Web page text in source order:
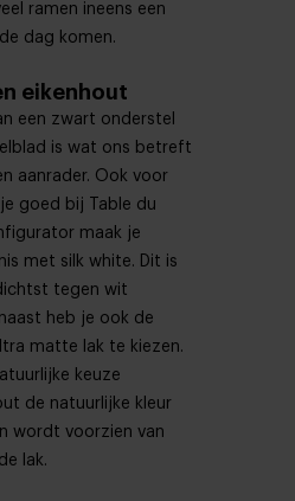
ramen ineens een
dag komen.
eikenhout
een zwart onderstel
is wat ons betreft
aanrader. Ook voor
goed bij Table du
maak je
met silk white. Dit is
tegen wit
heb je ook de
matte lak te kiezen.
keuze
de natuurlijke kleur
wordt voorzien van
lak.